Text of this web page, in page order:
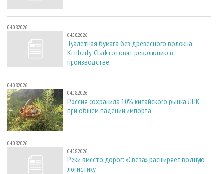
04.08.2026
04.08.2026
Туалетная бумага без древесного волокна:
Kimberly-Clark готовит революцию в
производстве
04.08.2026
04.08.2026
Россия сохранила 10% китайского рынка ЛПК
при общем падении импорта
04.08.2026
04.08.2026
Реки вместо дорог: «Свеза» расширяет водную
логистику